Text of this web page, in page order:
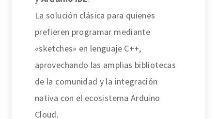
La solución clásica para quienes
prefieren programar mediante
«sketches» en lenguaje C++,
aprovechando las amplias bibliotecas
de la comunidad y la integración
nativa con el ecosistema Arduino
Cloud.